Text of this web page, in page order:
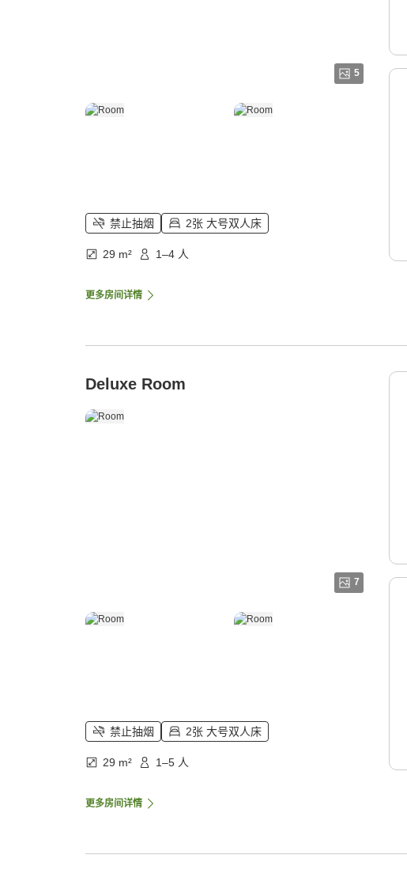
5
禁止抽烟 2张 大号双人床
29 m² 1–4 人
更多房间详情
Deluxe Room
7
禁止抽烟 2张 大号双人床
29 m² 1–5 人
更多房间详情